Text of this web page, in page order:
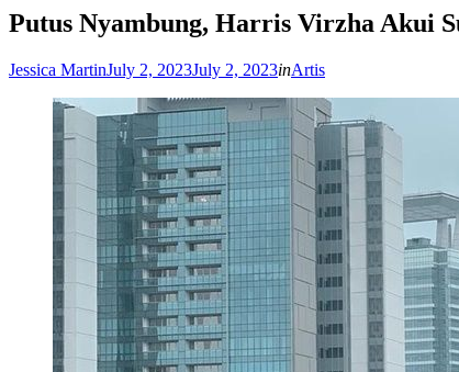
Putus Nyambung, Harris Virzha Akui
Jessica MartinPosted
July 2, 2023July 2, 2023inArtis